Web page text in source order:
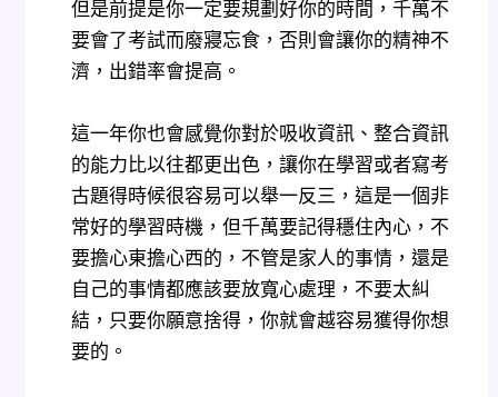
但是前提是你一定要規劃好你的時間，千萬不
要會了考試而廢寢忘食，否則會讓你的精神不
濟，出錯率會提高。
這一年你也會感覺你對於吸收資訊、整合資訊
的能力比以往都更出色，讓你在學習或者寫考
古題得時候很容易可以舉一反三，這是一個非
常好的學習時機，但千萬要記得穩住內心，不
要擔心東擔心西的，不管是家人的事情，還是
自己的事情都應該要放寬心處理，不要太糾
結，只要你願意捨得，你就會越容易獲得你想
要的。